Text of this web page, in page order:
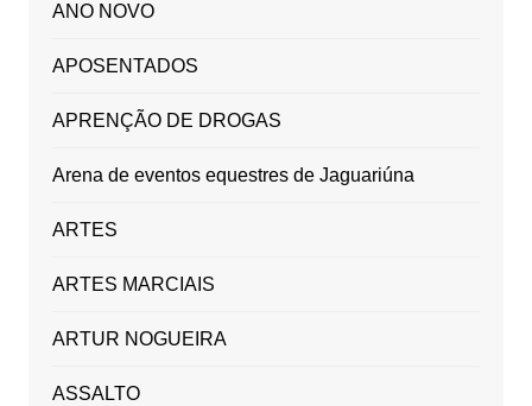
ANO NOVO
APOSENTADOS
APRENÇÃO DE DROGAS
Arena de eventos equestres de Jaguariúna
ARTES
ARTES MARCIAIS
ARTUR NOGUEIRA
ASSALTO